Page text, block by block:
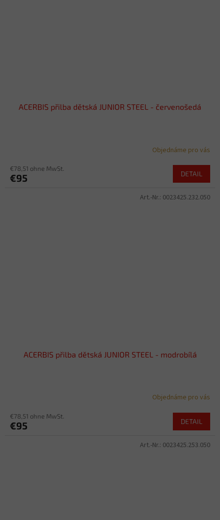
ACERBIS přilba dětská JUNIOR STEEL - červenošedá
Objednáme pro vás
€78,51 ohne MwSt.
€95 DETAIL
ACERBIS přilba dětská JUNIOR STEEL - modrobílá
Objednáme pro vás
€78,51 ohne MwSt.
€95 DETAIL
Art.-Nr.: 0023425.232.050
Art.-Nr.: 0023425.253.050